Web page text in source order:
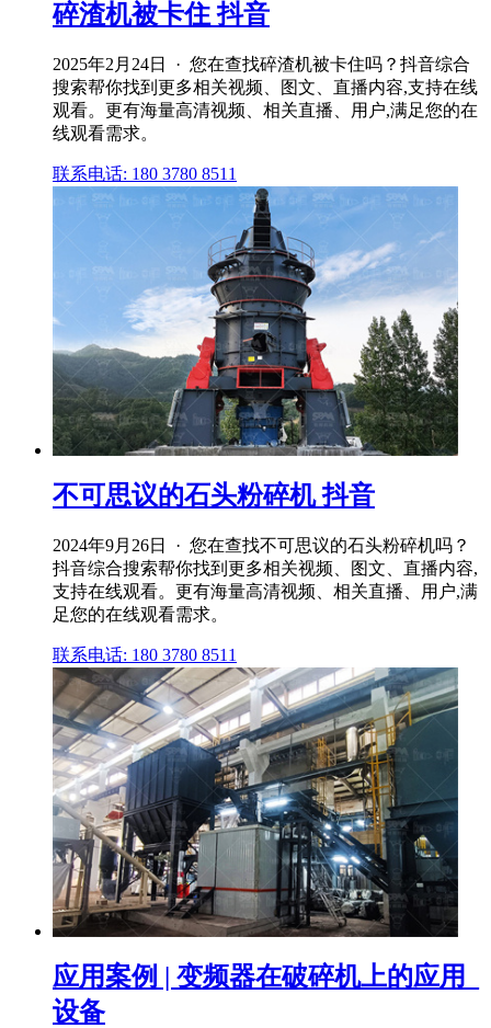
碎渣机被卡住 抖音
2025年2月24日 · 您在查找碎渣机被卡住吗？抖音综合
搜索帮你找到更多相关视频、图文、直播内容,支持在线
观看。更有海量高清视频、相关直播、用户,满足您的在
线观看需求。
联系电话: 180 3780 8511
不可思议的石头粉碎机 抖音
2024年9月26日 · 您在查找不可思议的石头粉碎机吗？
抖音综合搜索帮你找到更多相关视频、图文、直播内容,
支持在线观看。更有海量高清视频、相关直播、用户,满
足您的在线观看需求。
联系电话: 180 3780 8511
应用案例 | 变频器在破碎机上的应用_
设备